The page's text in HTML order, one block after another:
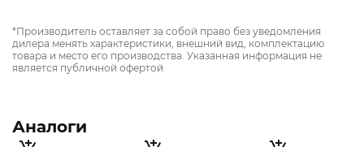
*Производитель оставляет за собой право без уведомления
дилера менять характеристики, внешний вид, комплектацию
товара и место его производства. Указанная информация не
является публичной офертой
Аналоги